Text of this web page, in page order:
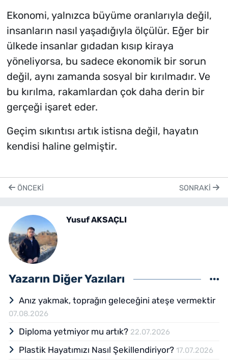
Ekonomi, yalnızca büyüme oranlarıyla değil,
insanların nasıl yaşadığıyla ölçülür. Eğer bir
ülkede insanlar gıdadan kısıp kiraya
yöneliyorsa, bu sadece ekonomik bir sorun
değil, aynı zamanda sosyal bir kırılmadır. Ve
bu kırılma, rakamlardan çok daha derin bir
gerçeği işaret eder.
Geçim sıkıntısı artık istisna değil, hayatın
kendisi haline gelmiştir.
ÖNCEKI SONRAKI
Yusuf AKSAÇLI
Yazarın Diğer Yazıları
Anız yakmak, toprağın geleceğini ateşe vermektir
07.08.2026
Diploma yetmiyor mu artık? 22.07.2026
Plastik Hayatımızı Nasıl Şekillendiriyor? 17.07.2026